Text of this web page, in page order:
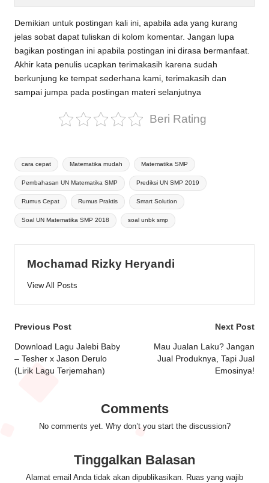
Demikian untuk postingan kali ini, apabila ada yang kurang
jelas sobat dapat tuliskan di kolom komentar. Jangan lupa
bagikan postingan ini apabila postingan ini dirasa bermanfaat.
Akhir kata penulis ucapkan terimakasih karena sudah
berkunjung ke tempat sederhana kami, terimakasih dan
sampai jumpa pada postingan materi selanjutnya
Beri Rating
Tags:
cara cepat Matematika mudah Matematika SMP
Pembahasan UN Matematika SMP Prediksi UN SMP 2019
Rumus Cepat Rumus Praktis Smart Solution
Soal UN Matematika SMP 2018 soal unbk smp
Mochamad Rizky Heryandi
View All Posts
Post
navigation
Previous Post
Download Lagu Jalebi Baby
– Tesher x Jason Derulo
(Lirik Lagu Terjemahan)
Next Post
Mau Jualan Laku? Jangan
Jual Produknya, Tapi Jual
Emosinya!
Comments
No comments yet. Why don’t you start the discussion?
Tinggalkan Balasan
Alamat email Anda tidak akan dipublikasikan. Ruas yang wajib